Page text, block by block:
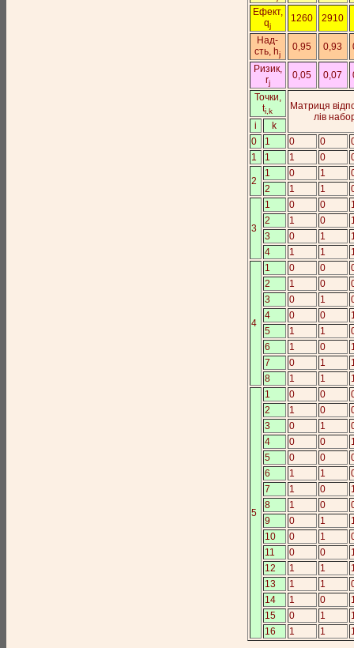
Ефект,
qj
1260 2910
Над-
сть, hj
0,95 0,93
Ри­зик,
rj
0,05 0,07
Точ­ки,
ti,k
Мат­ри­ця
лів
i
k
0
1 0 0
1
1 1 0
2
1 0 1
2
1 1
3
1 0 0
2
1 0
3
0 1
4
1 1
4
1 0 0
2
1 0
3
0 1
4
0 0
5
1 1
6
1 0
7
0 1
8
1 1
5
1 0 0
2
1 0
3
0 1
4
0 0
5
0 0
6
1 1
7
1 0
8
1 0
9
0 1
10
0 1
11
0 0
12
1 1
13
1 1
14
1 0
15
0 1
16
1 1